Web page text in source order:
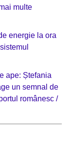
multe
energie la ora
ape: Ștefania
un semnal de
românesc /